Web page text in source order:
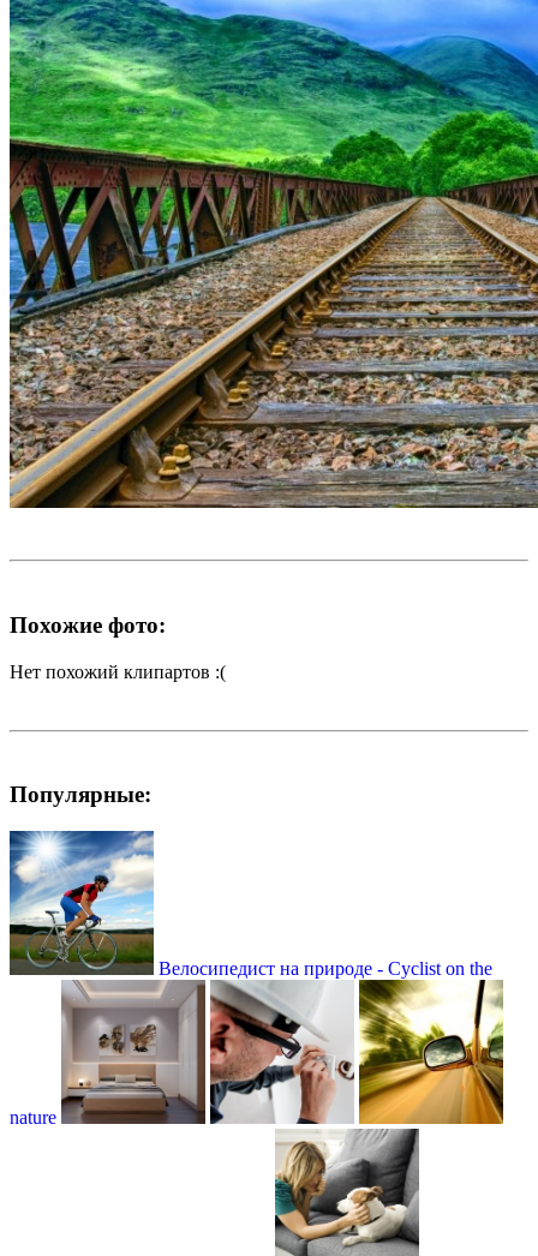
Похожие фото:
Нет похожий клипартов :(
Популярные:
Велосипедист на природе - Cyclist on the
nature